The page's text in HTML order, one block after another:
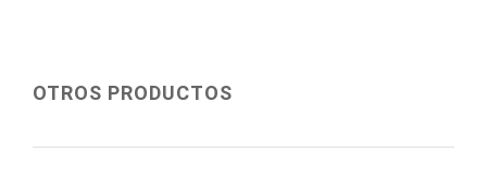
OTROS PRODUCTOS